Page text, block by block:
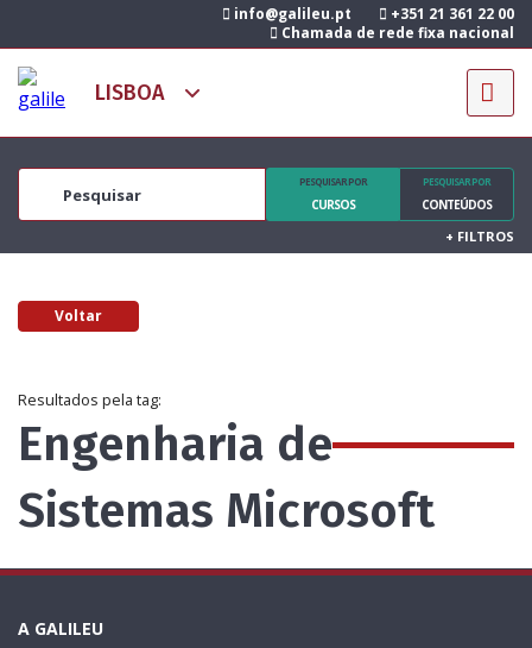
info@galileu.pt
+351 21 361 22 00
Chamada de rede fixa nacional
PESQUISAR POR
CURSOS
PESQUISAR POR
CONTEÚDOS
+ FILTROS
Voltar
Resultados pela tag:
Engenharia de
Sistemas Microsoft
A GALILEU